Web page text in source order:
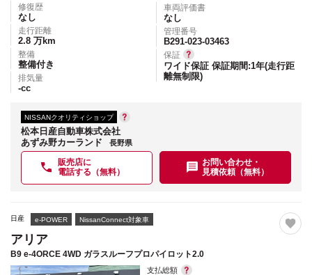
修復歴
なし
走行距離
2.8 万km
整備
整備付き
排気量
-cc
車両評価書
なし
管理番号
B291-023-03463
保証
ワイド保証 保証期間:1年(走行距
離無制限)
NISSANクオリティショップ
松本日産自動車株式会社
あずみ野カーランド
長野県
販売店に
電話する（無料）
お問い合わせ・
見積依頼（無料）
日産 e-POWER NissanConnect対象車
アリア
B9 e-4ORCE 4WD ガラスルーフプロパイロット2.0
支払総額